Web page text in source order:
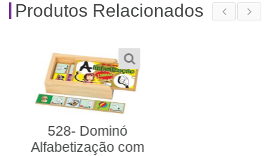
Produtos Relacionados
526- Relógio com